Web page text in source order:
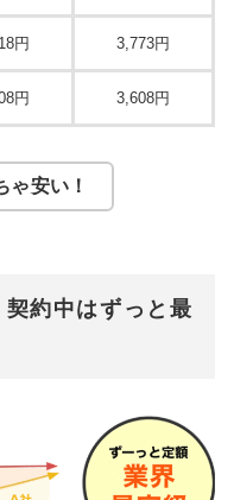
円 3,773円
円 3,608円
ゃ安い！
約中はずっと最